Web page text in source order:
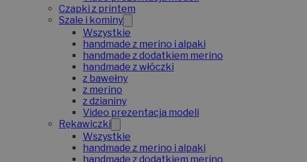
Czapki z printem
Szale i kominy
Wszystkie
handmade z merino i alpaki
handmade z dodatkiem merino
handmade z włóczki
z bawełny
z merino
z dzianiny
Video prezentacja modeli
Rękawiczki
Wszystkie
handmade z merino i alpaki
handmade z dodatkiem merino